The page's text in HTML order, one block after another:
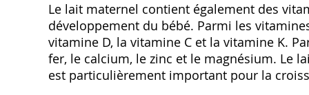
Le lait maternel contient également des
développement du bébé. Parmi les
vitamine D, la vitamine C et la vitamine K.
fer, le calcium, le zinc et le magnésium. Le
est particulièrement important pour la